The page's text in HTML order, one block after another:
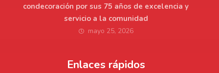
condecoración por sus 75 años de excelencia y
servicio a la comunidad
mayo 25, 2026
Enlaces rápidos